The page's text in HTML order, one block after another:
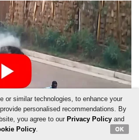
or similar technologies, to enhance your
personalised recommendations. By
you agree to our Privacy Policyand
Policy. OK